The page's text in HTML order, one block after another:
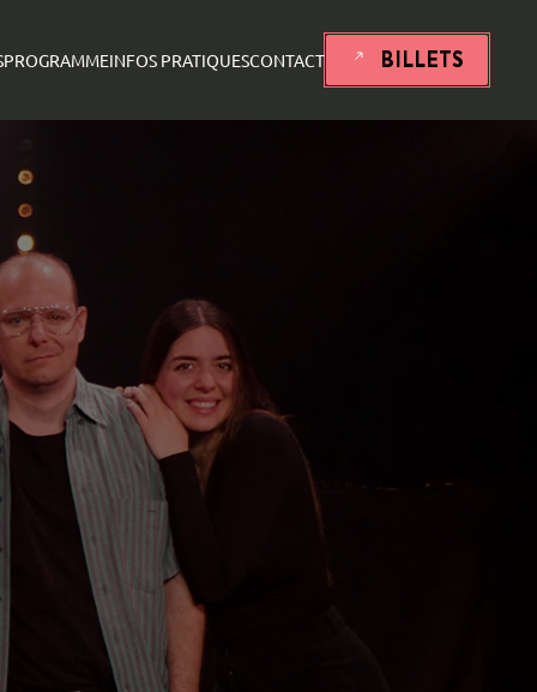
PROGRAMMEINFOS PRATIQUESCONTACT BILLETS